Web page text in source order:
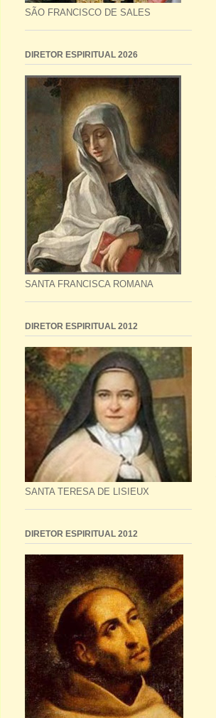
SÃO FRANCISCO DE SALES
DIRETOR ESPIRITUAL 2026
SANTA FRANCISCA ROMANA
DIRETOR ESPIRITUAL 2012
SANTA TERESA DE LISIEUX
DIRETOR ESPIRITUAL 2012